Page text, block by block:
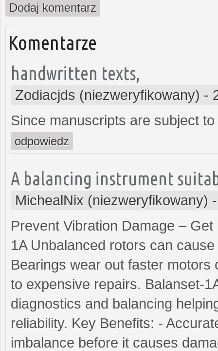
Dodaj komentarz
Komentarze
handwritten texts,
Zodiacjds (niezweryfikowany) -
Since manuscripts are subject
odpowiedz
A balancing instrument
MichealNix (niezweryfikowany)
Prevent Vibration Damage –
1A Unbalanced rotors can
Bearings wear out faster
to expensive repairs. Balanset-
diagnostics and balancing
reliability. Key Benefits: -
imbalance before it causes